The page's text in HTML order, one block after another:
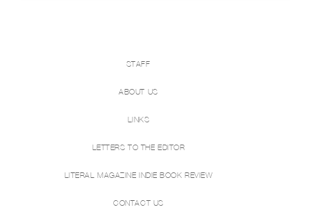
STAFF
ABOUT US
LINKS
LETTERS TO THE EDITOR
LITERAL MAGAZINE INDIE BOOK REVIEW
CONTACT US